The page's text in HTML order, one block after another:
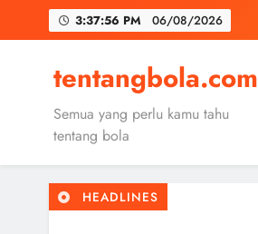
3:37:57 PM 06/08/2026
tentangbola.com
Semua yang perlu kamu tahu
tentang bola
HEADLINES